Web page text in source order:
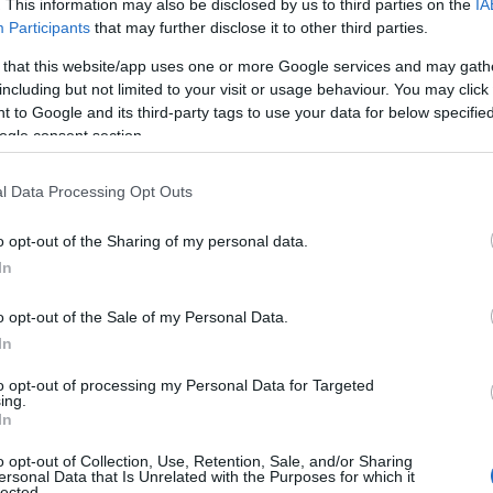
This information may also be disclosed by us to third parties on the
Participants that may further disclose it to other third parties.
that this website/app uses one or more Google services and may
but not limited to your visit or usage behaviour. You may
to Google and its third-party tags to use your data for below
consent section.
Data Processing Opt Outs
opt-out of the Sharing of my personal data.
opt-out of the Sale of my Personal Data.
opt-out of processing my Personal Data for Targeted
opt-out of Collection, Use, Retention, Sale, and/or Sharing
Data that Is Unrelated with the Purposes for which it
ερώτησή του επισημαίνει ότι η διαδικασία
γεγονός που, κατά την άποψή του,
Παράλληλα, αναφέρει ότι η ολοκλήρωση της
να δημιουργεί ερωτήματα ως προς την
υποστηρίζει ότι σε ορισμένα γνωστικά
με τον ίδιο, περιορίζει στην πράξη τη
αποτελούσε βασικό στόχο του θεσμού.
για τη διαδικασία επιλογής των βιβλίων
Νατσιός αναφέρει ακόμη ότι οι
μέσα σε περιορισμένο χρονικό
χρόνο για να μελετήσουν το περιεχόμενό τους ή
κάνει λόγο για περιπτώσεις στις οποίες